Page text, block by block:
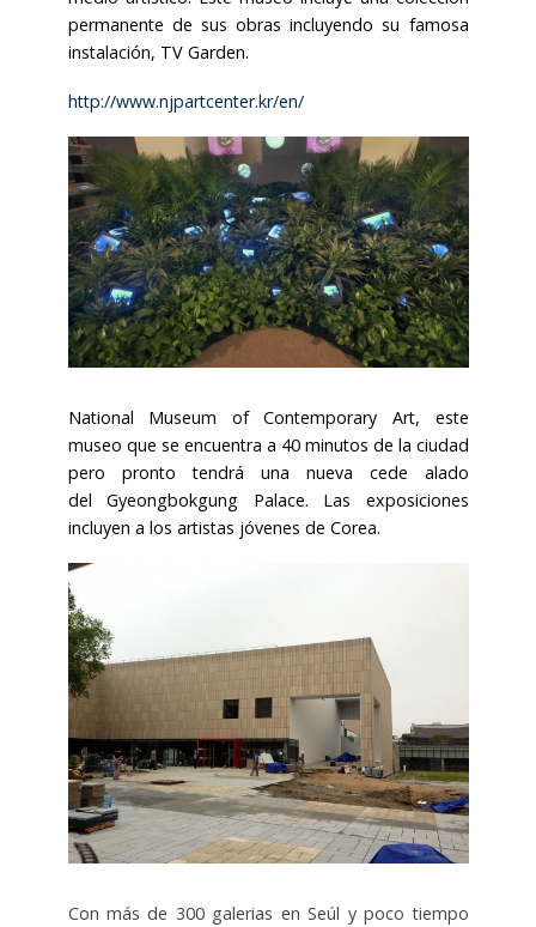
permanente de sus obras incluyendo su famosa
instalación, TV Garden.
http://www.njpartcenter.kr/en/
National Museum of Contemporary Art, este
museo que se encuentra a 40 minutos de la ciudad
pero pronto tendrá una nueva cede alado
del Gyeongbokgung Palace. Las exposiciones
incluyen a los artistas jóvenes de Corea.
Con más de 300 galerias en Seúl y poco tiempo